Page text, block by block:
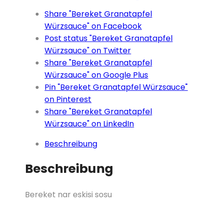
Share "Bereket Granatapfel
Würzsauce" on Facebook
Post status "Bereket Granatapfel
Würzsauce" on Twitter
Share "Bereket Granatapfel
Würzsauce" on Google Plus
Pin "Bereket Granatapfel Würzsauce"
on Pinterest
Share "Bereket Granatapfel
Würzsauce" on LinkedIn
Beschreibung
Beschreibung
Bereket nar eskisi sosu